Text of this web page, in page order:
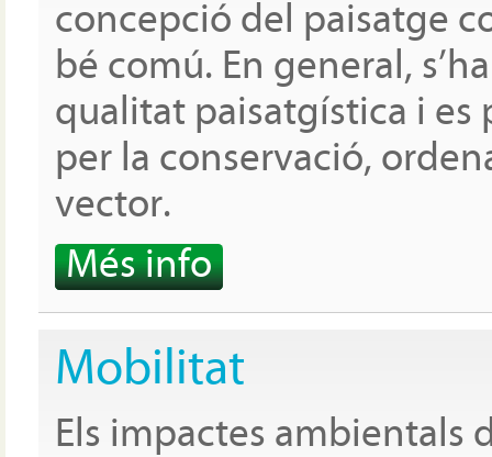
concepció del paisatge
bé comú. En general,
qualitat paisatgística i es
per la conservació,
vector.
Més info
Mobilitat
Els impactes ambientals